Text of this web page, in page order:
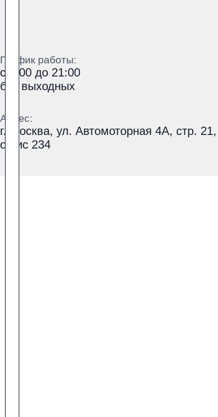
График работы:
с 9:00 до 21:00
без выходных
Адрес:
г. Москва, ул. Автомоторная 4А, стр. 21,
офис 234